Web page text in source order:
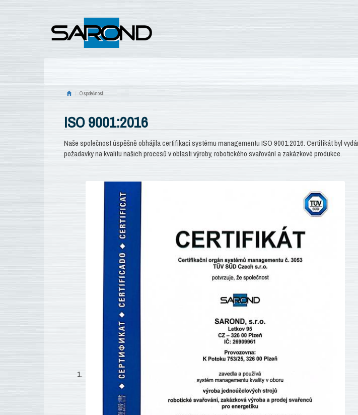
O společnosti
ISO 9001:2016
Naše společnost úspěšně obhájila certifikaci systému managementu ISO 9001:2016. Certifikát byl
požadavky na kvalitu našich procesů v oblasti výroby, robotického svařování a zakázkové produkce.